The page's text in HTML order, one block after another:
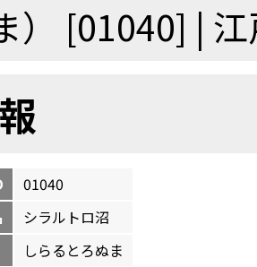
） [01040] |
01040
シラルトロ沼
しらるとろぬま